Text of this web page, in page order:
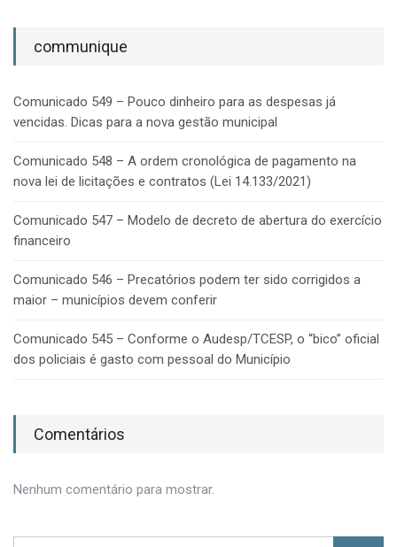
communique
Comunicado 549 – Pouco dinheiro para as despesas já
vencidas. Dicas para a nova gestão municipal
Comunicado 548 – A ordem cronológica de pagamento na
nova lei de licitações e contratos (Lei 14.133/2021)
Comunicado 547 – Modelo de decreto de abertura do exercício
financeiro
Comunicado 546 – Precatórios podem ter sido corrigidos a
maior – municípios devem conferir
Comunicado 545 – Conforme o Audesp/TCESP, o “bico” oficial
dos policiais é gasto com pessoal do Município
Comentários
Nenhum comentário para mostrar.